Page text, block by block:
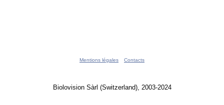
Mentions légales Contacts
Biolovision Sàrl (Switzerland), 2003-2024